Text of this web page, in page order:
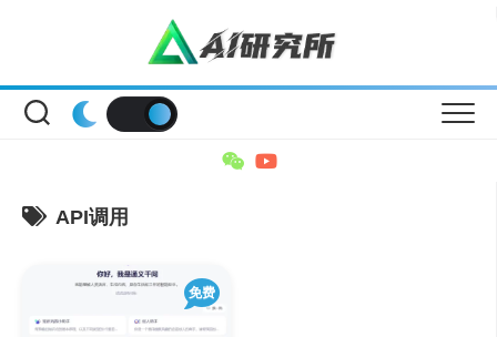
API调用
免费